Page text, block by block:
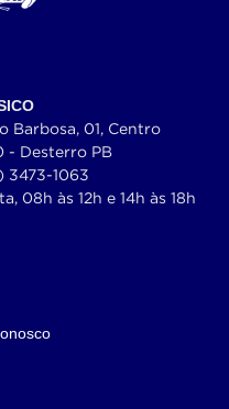
Barbosa, 01, Centro
- Desterro PB
3473-1063
08h às 12h e 14h às 18h